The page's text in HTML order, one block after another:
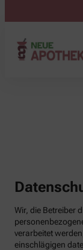
Wir, die Betreiber
verarbeitet
einschlägigen